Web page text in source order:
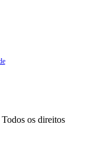
os direitos